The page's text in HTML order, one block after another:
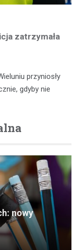
zatrzymała
przyniosły
gdyby nie
nowy